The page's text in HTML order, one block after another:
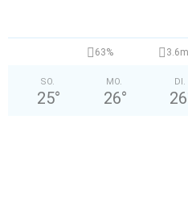
63%
SO.
25°
MO.
26°
DI.
26